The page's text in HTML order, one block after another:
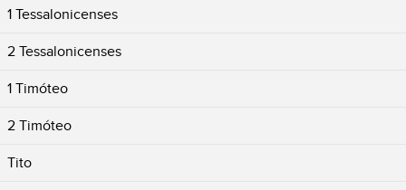
1 Tessalonicenses
2 Tessalonicenses
1 Timóteo
2 Timóteo
Tito